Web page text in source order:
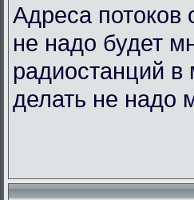
Адреса потоков
не надо будет
радиостанций
делать не надо